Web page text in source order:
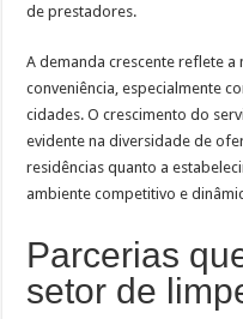
de prestadores.
A demanda crescente reflete
conveniência, especialmente
cidades. O crescimento do
evidente na diversidade de
residências quanto a
ambiente competitivo e
Parcerias
setor de